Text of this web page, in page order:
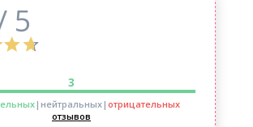
5
3
|нейтральных| отрицательных
отзывов